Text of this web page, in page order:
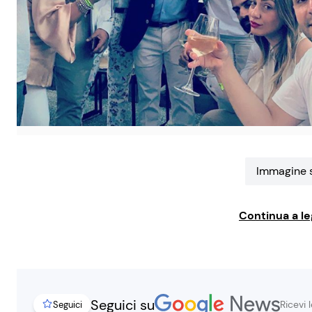
Immagine
Continua a
Seguici Seguici su Ricevi